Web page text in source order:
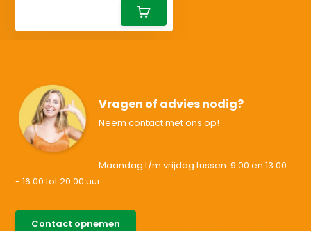
Vragen of advies nodig?
Neem contact met ons op!
Maandag t/m vrijdag tussen: 9:00 en 13:00
- 16:00 tot 20.00 uur
Contact opnemen